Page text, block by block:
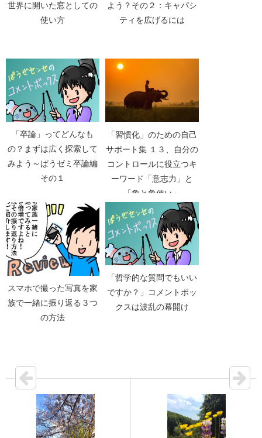
世界に開いた窓としての
使い方
よう？その２：キャパシ
ティを広げるには
「卒論」ってどんなも
の？まずは広く探索して
みよう～ぱうゼミ卒論編
その１
「習慣化」のための自己
サポート集 １３、自分の
コントロールに役立つキ
ーワード「意志力」と
「象と象使い」
スマホで撮った写真を家
族で一緒に振り返る３つ
の方法
「哲学的な質問でもいい
ですか？」コメントボッ
クスは波乱の幕開け